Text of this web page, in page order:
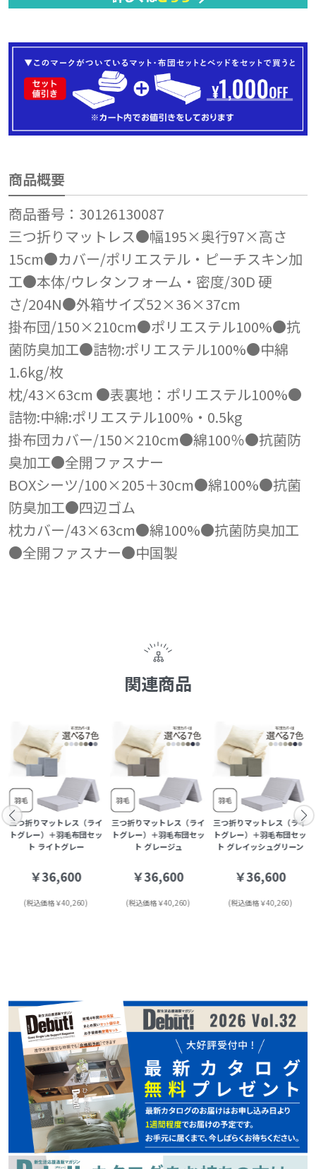
商品概要
商品番号：30126130087
三つ折りマットレス●幅195×奥行97×高さ
15cm●カバー/ポリエステル・ピーチスキン加
工●本体/ウレタンフォーム・密度/30D 硬
さ/204N●外箱サイズ52×36×37cm
掛布団/150×210cm●ポリエステル100%●抗
菌防臭加工●詰物:ポリエステル100%●中綿
1.6kg/枚
枕/43×63cm ●表裏地：ポリエステル100%●
詰物:中綿:ポリエステル100%・0.5kg
掛布団カバー/150×210cm●綿100％●抗菌防
臭加工●全開ファスナー
BOXシーツ/100×205＋30cm●綿100%●抗菌
防臭加工●四辺ゴム
枕カバー/43×63cm●綿100%●抗菌防臭加工
●全開ファスナー●中国製
関連商品
三つ折りマットレス（ライ
トグレー）＋羽毛布団セッ
ト ライトグレー
￥36,600
(税込価格￥40,260)
三つ折りマットレス（ライ
トグレー）＋羽毛布団セッ
ト グレージュ
￥36,600
(税込価格￥40,260)
三つ折りマットレス（ライ
トグレー）＋羽毛布団セッ
ト グレイッシュグリーン
￥36,600
(税込価格￥40,260)